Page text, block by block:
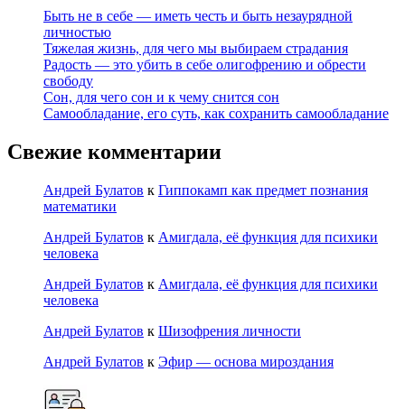
Быть не в себе — иметь честь и быть незаурядной
личностью
Тяжелая жизнь, для чего мы выбираем страдания
Радость — это убить в себе олигофрению и обрести
свободу
Сон, для чего сон и к чему снится сон
Самообладание, его суть, как сохранить самообладание
Свежие комментарии
Андрей Булатов к Гиппокамп как предмет познания
математики
Андрей Булатов к Амигдала, её функция для психики
человека
Андрей Булатов к Амигдала, её функция для психики
человека
Андрей Булатов к Шизофрения личности
Андрей Булатов к Эфир — основа мироздания